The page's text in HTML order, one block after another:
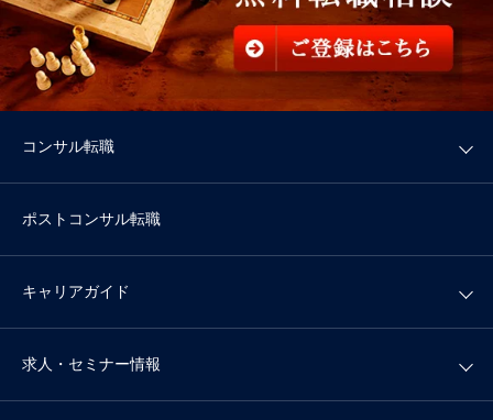
コンサル転職
ポストコンサル転職
キャリアガイド
求人・セミナー情報